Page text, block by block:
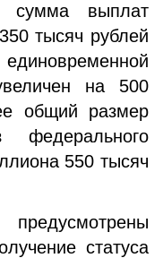
сумма выплат
тысяч рублей
на 500
общий размер
550 тысяч
статуса